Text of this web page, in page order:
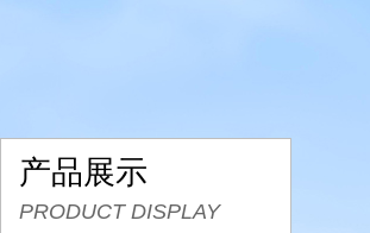
产品展示
PRODUCT DISPLAY